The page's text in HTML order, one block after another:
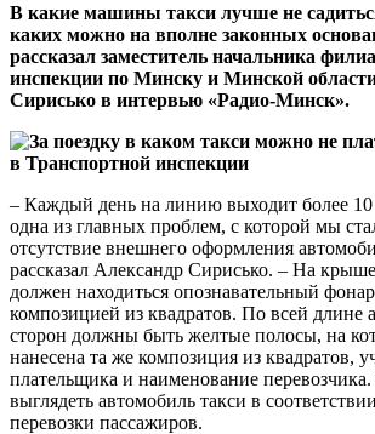
В какие машины такси лучше не
каких можно на вполне законных
рассказал заместитель начальника
инспекции по Минску и Минской
Сирисько в интервью «Радио-Минск».
– Каждый день на линию выходит более
одна из главных проблем, с которой мы
отсутствие внешнего оформления
рассказал Александр Сирисько. – На
должен находиться опознавательный
композицией из квадратов. По всей длине
сторон должны быть желтые полосы, на
нанесена та же композиция из квадратов,
плательщика и наименование
выглядеть автомобиль такси в
перевозки пассажиров.